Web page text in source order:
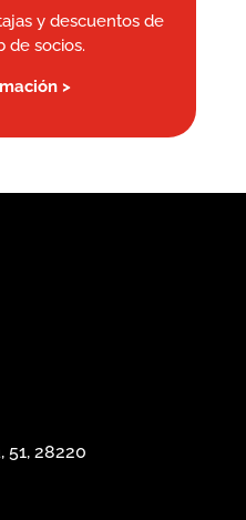
y descuentos de
de socios.
>
51, 28220